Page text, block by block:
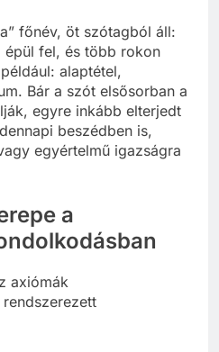
főnév, öt szótagból áll:
fel, és több rokon
alaptétel,
Bár a szót elsősorban a
egyre inkább elterjedt
beszédben is,
egyértelmű igazságra
a
axiómák